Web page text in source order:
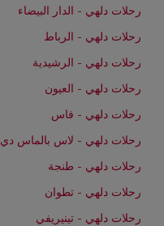
رحلات دلهي - الدار البيضاء
رحلات دلهي - الرباط
رحلات دلهي - الرشيدية
رحلات دلهي - العيون
رحلات دلهي - فاس
رحلات دلهي - لاس بالماس دي
رحلات دلهي - طنجة
رحلات دلهي - تطوان
رحلات دلهي - تينيريفي